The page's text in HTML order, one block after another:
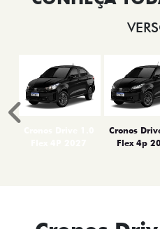
Cronos
Flex 4p
Anterior